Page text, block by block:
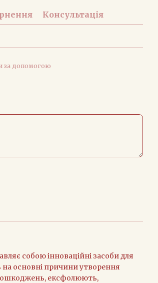
Консультація
за допомогою
собою інноваційні засоби для
основні причини утворення
ексфолюють,